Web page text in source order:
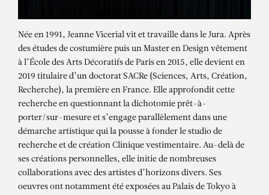
Née en 1991, Jeanne Vicerial vit et travaille dans le Jura. Après
des études de costumière puis un Master en Design vêtement
à l’École des Arts Décoratifs de Paris en 2015, elle devient en
2019 titulaire d’un doctorat SACRe (Sciences, Arts, Création,
Recherche), la première en France. Elle approfondit cette
recherche en questionnant la dichotomie prêt-à-
porter/sur-mesure et s’engage parallèlement dans une
démarche artistique qui la pousse à fonder le studio de
recherche et de création Clinique vestimentaire. Au-delà de
ses créations personnelles, elle initie de nombreuses
collaborations avec des artistes d’horizons divers. Ses
oeuvres ont notamment été exposées au Palais de Tokyo à